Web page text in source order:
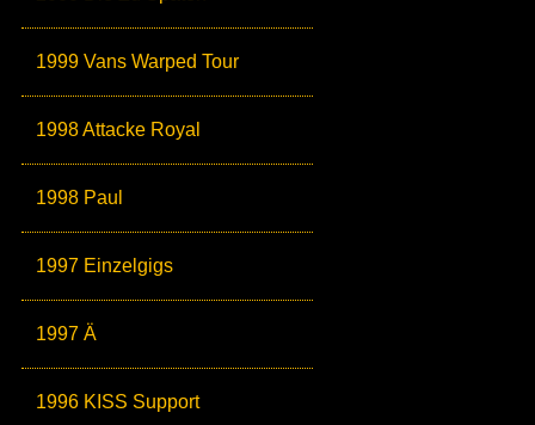
1999 Vans Warped Tour
1998 Attacke Royal
1998 Paul
1997 Einzelgigs
1997 Ä
1996 KISS Support